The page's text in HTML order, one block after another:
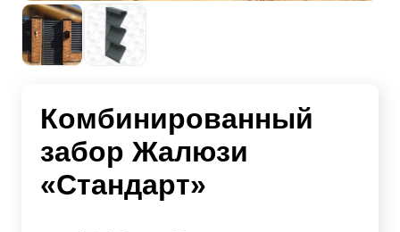
Комбинированный
забор Жалюзи
«Стандарт»